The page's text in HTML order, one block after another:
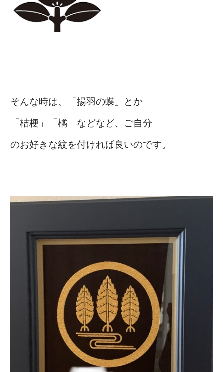
そんな時は、「揚羽の蝶」とか
「桔梗」「橘」などなど、ご自分
のお好きな紋を付ければ良いのです。